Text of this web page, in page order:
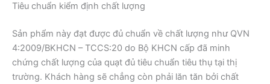
Tiêu chuẩn kiểm định chất lượng
Sản phẩm này đạt được đủ chuẩn về chất lượng như QVN
4:2009/BKHCN – TCCS:20 do Bộ KHCN cấp đã minh
chứng chất lượng của quạt đủ tiêu chuẩn tiêu thụ tại thị
trường. Khách hàng sẽ chẳng còn phải lăn tăn bởi chất